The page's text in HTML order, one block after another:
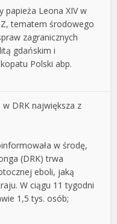
Leona XIV w
tematem środowego
zagranicznych
gdańskim i
Polski abp.
DRK największa z
w środę,
(DRK) trwa
eboli, jaką
W ciągu 11 tygodni
1,5 tys. osób;